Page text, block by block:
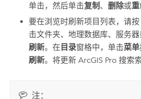
单击，然后单击复制 、删除或
要在浏览时刷新项目列表，请按
击文件夹、地理数据库、服务
刷新。在 目录窗格中，单击菜单
刷新。将更新ArcGIS Pro 搜索
注：